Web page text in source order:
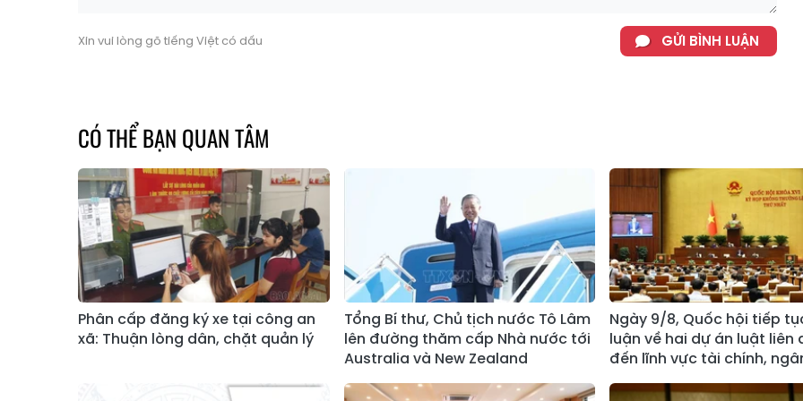
Xin vui lòng gõ tiếng Việt có dấu GỬI BÌNH LUẬN
CÓ THỂ BẠN QUAN TÂM
Phân cấp đăng ký xe tại công an
xã: Thuận lòng dân, chặt quản lý
Tổng Bí thư, Chủ tịch nước Tô Lâm
lên đường thăm cấp Nhà nước tới
Australia và New Zealand
Ngày 9/8, Quốc hội tiếp
luận về hai dự án luật liên
đến lĩnh vực tài chính,